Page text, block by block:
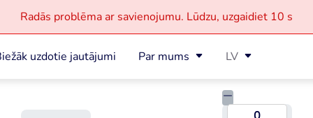
Radās problēma ar savienojumu. Lūdzu, uzgaidiet 10 s
uzdotie jautājumi Par mums LV